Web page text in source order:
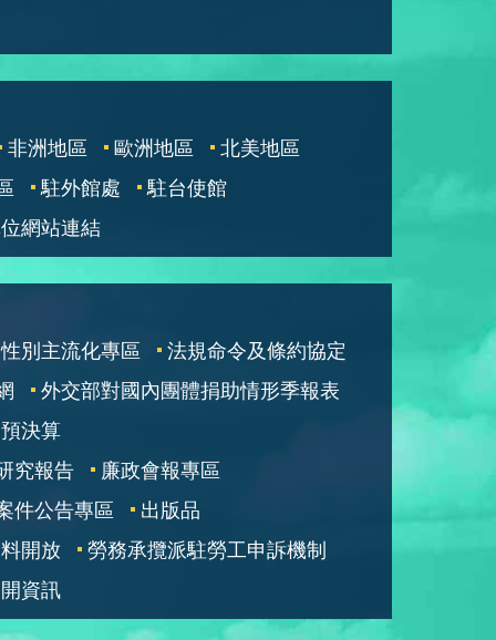
非洲地區 歐洲地區
北美地區
駐外館處
駐台使館
網站連結
性別主流化專區
法規命令及條約協定
外交部對國內團體捐助情形季報表
決算
究報告
廉政會報專區
件公告專區
出版品
開放
勞務承攬派駐勞工申訴機制
資訊